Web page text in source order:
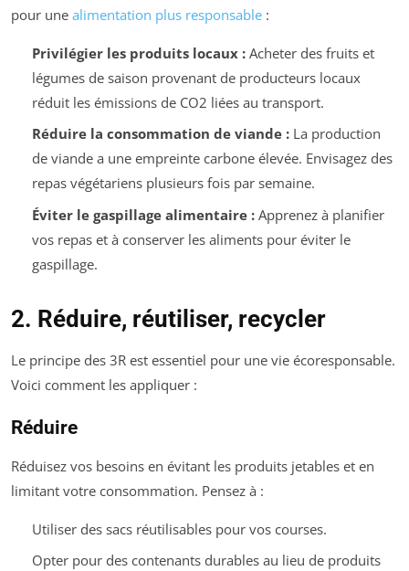
pour une alimentation plus responsable :
Privilégier les produits locaux :Acheter des fruits et
légumes de saison provenant de producteurs locaux
réduit les émissions de CO2 liées au transport.
Réduire la consommation de viande :La production
de viande a une empreinte carbone élevée. Envisagez des
repas végétariens plusieurs fois par semaine.
Éviter le gaspillage alimentaire :Apprenez à planifier
vos repas et à conserver les aliments pour éviter le
gaspillage.
2. Réduire, réutiliser, recycler
Le principe des 3R est essentiel pour une vie écoresponsable.
Voici comment les appliquer :
Réduire
Réduisez vos besoins en évitant les produits jetables et en
limitant votre consommation. Pensez à :
Utiliser des sacs réutilisables pour vos courses.
Opter pour des contenants durables au lieu de produits